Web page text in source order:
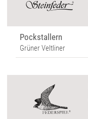
Pockstallern
Grüner Veltliner